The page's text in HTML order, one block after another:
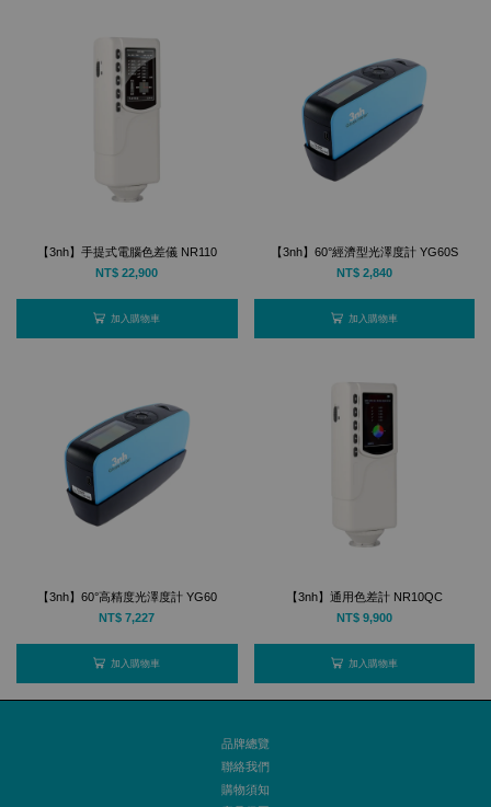
【3nh】手提式電腦色差儀 NR110
NT$ 22,900
加入購物車
【3nh】60°經濟型光澤度計 YG60S
NT$ 2,840
加入購物車
【3nh】60°高精度光澤度計 YG60
NT$ 7,227
加入購物車
【3nh】通用色差計 NR10QC
NT$ 9,900
加入購物車
品牌總覽
聯絡我們
購物須知